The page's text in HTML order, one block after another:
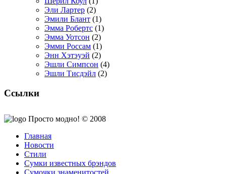
Эли Лартер (2)
Эмили Блант (1)
Эмма Робертс (1)
Эмма Уотсон (2)
Эмми Россам (1)
Энн Хэтэуэй (2)
Эшли Симпсон (4)
Эшли Тисдэйл (2)
Ссылки
Просто модно! © 2008
Главная
Новости
Стили
Сумки известных брэндов